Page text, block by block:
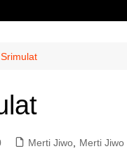
Merti Jiwo Merti Jiwo